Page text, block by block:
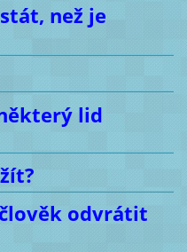
než je
lid
odvrátit